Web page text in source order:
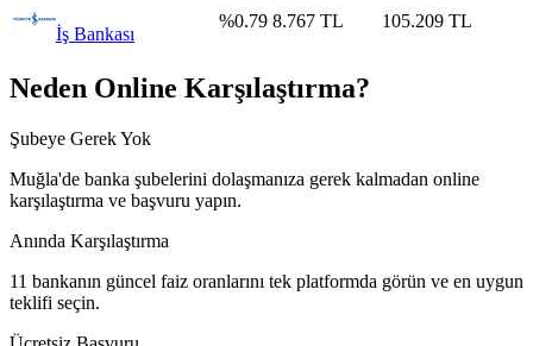
İş Bankası
%0.79 8.767 TL 105.209 TL
Neden Online Karşılaştırma?
Şubeye Gerek Yok
Muğla'de banka şubelerini dolaşmanıza gerek kalmadan online
karşılaştırma ve başvuru yapın.
Anında Karşılaştırma
11 bankanın güncel faiz oranlarını tek platformda görün ve en uygun
teklifi seçin.